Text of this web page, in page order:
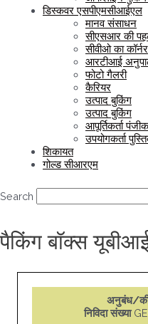
डिस्कवर एसपीएमसीआईएल
मानव संसाधन
सीएसआर की
सीवीओ का कॉर्नर
आरटीआई
फोटो गैलरी
कैरियर
उत्पाद बुकिंग
उत्पाद बुकिंग
आपूर्तिकर्ता
उपयोगकर्ता
शिकायत
गोल्ड सीआरएम
Search
पैकिंग बॉक्स
अनुबंध/की
निविदा संख्या